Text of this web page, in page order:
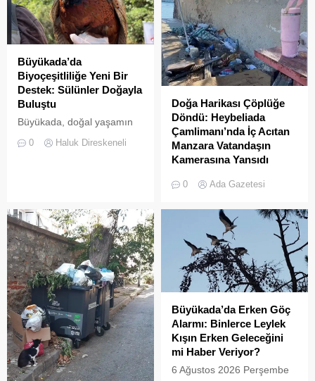
Büyükada’da
Biyoçeşitliliğe Yeni Bir
Destek: Sülünler Doğayla
Buluştu
Büyükada, doğal yaşamın
çeşitliliğin
Koruma ve Milli Parklar
(DKMP) Genel Müdürlüğü
tarafından Polonezköy
Sülün Üretim İstasyonu’nda
yetiştirilen yüzlerce sülün,
Temmuz 2026’da
Büyükada’nın ormanlık
alanlarında doğal yaşama
bırakıldı. Projenin temel
amacı, hem sülün
popülasyonunu...
0 Haluk Direskeneli
Doğa Harikası Çöplüğe
Döndü: Heybeliada
Çamlimanı’nda İç Acıtan
Manzara Vatandaşın
Kamerasına Yansıdı
Çamlimanı Koyu,
eksikliğinin kurbanı oldu.
Doğal güzelliğiyle bilinen
koyun her köşesinin çöple
dolduğu o anlar, bir
vatandaşın kamerasına
saniye saniye yansıdı.
Yeşille mavinin kucaklaştığı,
İstanbulluların nefes almak
için akın ettiği Heybeliada
Çamlimanı, bugünlerde
eşsiz manzarasıyla değil,
çevre felaketini andıran
0 Ada Gazetesi
Büyükada’da Erken Göç
Alarmı: Binlerce Leylek
Kışın Erken Geleceğini
mi Haber Veriyor?
6 Ağustos 2026 Perşembe